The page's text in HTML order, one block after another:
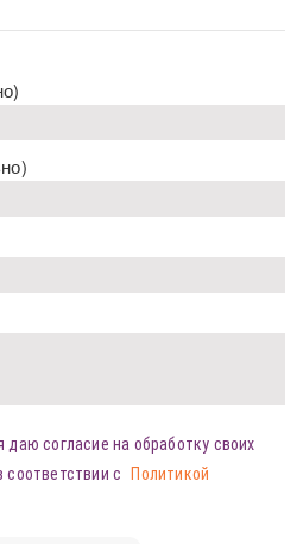
даю согласие на обработку своих
с
Политикой